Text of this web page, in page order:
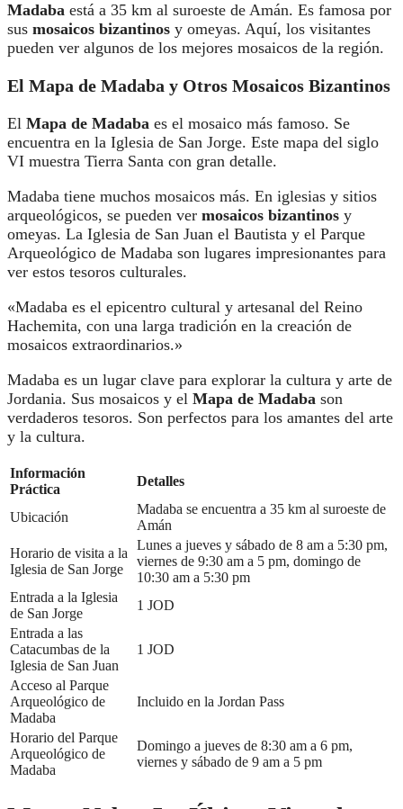
Madaba está a 35 km al suroeste de Amán. Es famosa por
sus mosaicos bizantinos y omeyas. Aquí, los visitantes
pueden ver algunos de los mejores mosaicos de la región.
El Mapa de Madaba y Otros Mosaicos Bizantinos
El Mapa de Madaba es el mosaico más famoso. Se
encuentra en la Iglesia de San Jorge. Este mapa del siglo
VI muestra Tierra Santa con gran detalle.
Madaba tiene muchos mosaicos más. En iglesias y sitios
arqueológicos, se pueden ver mosaicos bizantinos y
omeyas. La Iglesia de San Juan el Bautista y el Parque
Arqueológico de Madaba son lugares impresionantes para
ver estos tesoros culturales.
«Madaba es el epicentro cultural y artesanal del Reino
Hachemita, con una larga tradición en la creación de
mosaicos extraordinarios.»
Madaba es un lugar clave para explorar la cultura y arte de
Jordania. Sus mosaicos y el Mapa de Madaba son
verdaderos tesoros. Son perfectos para los amantes del arte
y la cultura.
Información
Práctica
Detalles
Ubicación
Madaba se encuentra a 35 km al suroeste de
Amán
Horario de visita a la
Iglesia de San Jorge
Lunes a jueves y sábado de 8 am a 5:30 pm,
viernes de 9:30 am a 5 pm, domingo de
10:30 am a 5:30 pm
Entrada a la Iglesia
de San Jorge
1 JOD
Entrada a las
Catacumbas de la
Iglesia de San Juan
1 JOD
Acceso al Parque
Arqueológico de
Madaba
Incluido en la Jordan Pass
Horario del Parque
Arqueológico de
Madaba
Domingo a jueves de 8:30 am a 6 pm,
viernes y sábado de 9 am a 5 pm